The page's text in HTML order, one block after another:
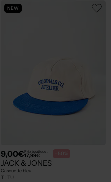
NEW
9,00€Prix boutique :
17,99€ -50%
JACK & JONES
Casquette bleu
T : TU